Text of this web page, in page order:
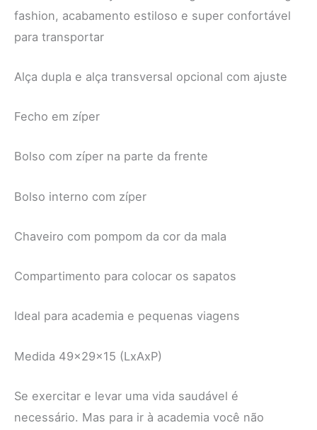
fashion, acabamento estiloso e super confortável
para transportar
Alça dupla e alça transversal opcional com ajuste
Fecho em zíper
Bolso com zíper na parte da frente
Bolso interno com zíper
Chaveiro com pompom da cor da mala
Compartimento para colocar os sapatos
Ideal para academia e pequenas viagens
Medida 49x29x15 (LxAxP)
Se exercitar e levar uma vida saudável é
necessário. Mas para ir à academia você não